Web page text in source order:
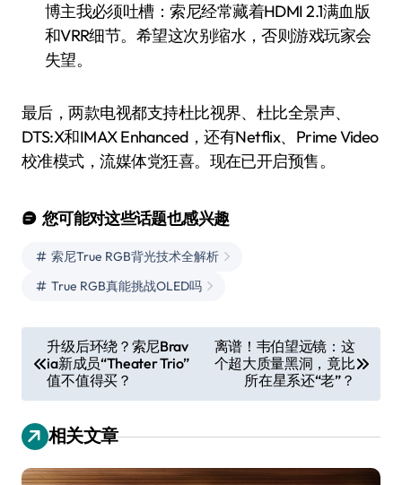
博主我必须吐槽：索尼经常藏着HDMI 2.1满血版
和VRR细节。希望这次别缩水，否则游戏玩家会
失望。
最后，两款电视都支持杜比视界、杜比全景声、
DTS:X和IMAX Enhanced，还有Netflix、Prime Video
校准模式，流媒体党狂喜。现在已开启预售。
您可能对这些话题也感兴趣
索尼True RGB背光技术全解析
True RGB真能挑战OLED吗
章
导
航
升级后环绕？索尼Brav
ia新成员“Theater Trio”
值不值得买？
离谱！韦伯望远镜：这
个超大质量黑洞，竟比
所在星系还“老”？
相关文章